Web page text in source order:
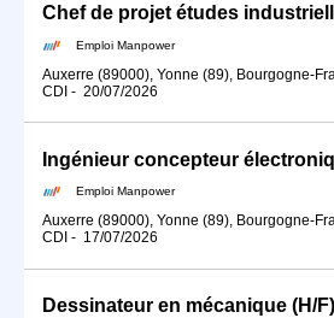
Chef de projet études
Emploi Manpower
Auxerre (89000), Yonne (89), Bourgogne-
CDI - 20/07/2026
Emploi Manpower
Auxerre (89000), Yonne (89), Bourgogne-
CDI - 17/07/2026
Dessinateur en mécanique (H/F)